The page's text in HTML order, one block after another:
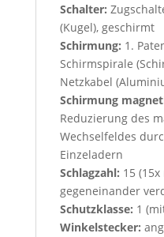
Schalter:
(Kugel), geschirmt
Schirmung: 1.
Schirmspirale
Netzkabel
Schirmung
Reduzierung des
Wechselfeldes
Einzeladern
Schlagzahl: 15
gegeneinander
Schutzklasse: 1
Winkelstecker: